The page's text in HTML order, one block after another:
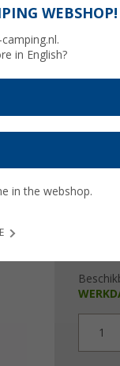
€
Prijzen
1
WEBSHOP!
in English?
in the webshop.